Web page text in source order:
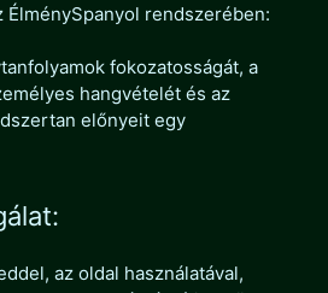
ÉlménySpanyol rendszerében:
fokozatosságát, a
hangvételét és az
előnyeit egy
az oldal használatával,